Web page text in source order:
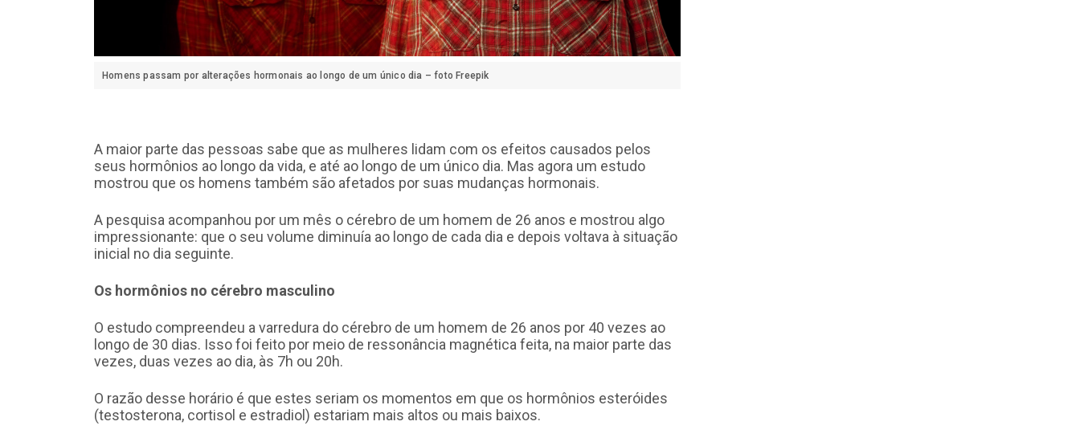
Homens passam por alterações hormonais ao longo de um único dia – foto Freepik
A maior parte das pessoas sabe que as mulheres lidam com os efeitos causados pelos
seus hormônios ao longo da vida, e até ao longo de um único dia. Mas agora um estudo
mostrou que os homens também são afetados por suas mudanças hormonais.
A pesquisa acompanhou por um mês o cérebro de um homem de 26 anos e mostrou algo
impressionante: que o seu volume diminuía ao longo de cada dia e depois voltava à situação
inicial no dia seguinte.
Os hormônios no cérebro masculino
O estudo compreendeu a varredura do cérebro de um homem de 26 anos por 40 vezes ao
longo de 30 dias. Isso foi feito por meio de ressonância magnética feita, na maior parte das
vezes, duas vezes ao dia, às 7h ou 20h.
O razão desse horário é que estes seriam os momentos em que os hormônios esteróides
(testosterona, cortisol e estradiol) estariam mais altos ou mais baixos.